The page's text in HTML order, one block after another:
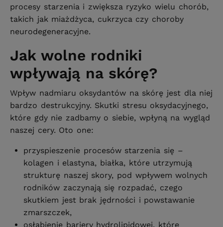
procesy starzenia i zwiększa ryzyko wielu chorób,
takich jak miażdżyca, cukrzyca czy choroby
neurodegeneracyjne.
Jak wolne rodniki
wpływają na skórę?
Wpływ nadmiaru oksydantów na skórę jest dla niej
bardzo destrukcyjny. Skutki stresu oksydacyjnego,
które gdy nie zadbamy o siebie, wpłyną na wygląd
naszej cery. Oto one:
przyspieszenie procesów starzenia się –
kolagen i elastyna, białka, które utrzymują
strukturę naszej skory, pod wpływem wolnych
rodników zaczynają się rozpadać, czego
skutkiem jest brak jędrności i powstawanie
zmarszczek,
osłabienie bariery hydrolipidowej, które